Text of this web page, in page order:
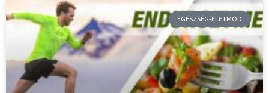
EGÉSZSÉG-ÉLETMÓD